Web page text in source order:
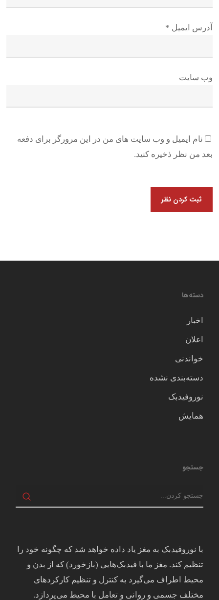
آدرس ایمیل *
وب سایت
نام ایمیل و وب سایت های من در این مرورگر برای دفعه
بعد من نظر ذخیره کنید.
دسته‌ها
اخبار
اعلان
خواندنی
دسته‌بندی نشده
نوروفیدبک
همایش
جستجو
با نوروفیدبک به مغز ياد داده خواهد شد كه چگونه خود را
تنظيم كند. مغز ما با فيدبک‌هايی (بازخورد) که از بدن و
محيط اطراف می‌گيرد به کنترل و تنظيم کارکردهای
مختلف جسمی و روانی و تعامل با محيط می‌پردازد.